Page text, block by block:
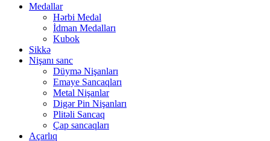
Medallar
Hərbi Medal
İdman Medalları
Kubok
Sikkə
Nişanı sanc
Düymə Nişanları
Emaye Sancaqları
Metal Nişanlar
Digər Pin Nişanları
Plitəli Sancaq
Çap sancaqları
Açarlıq